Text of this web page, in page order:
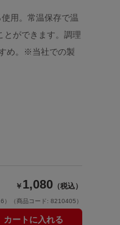
用。常温保存で温
とができます。調理
め。※当社での製
￥ 1,080 （税込）
） （商品コード: 8210405）
カートに入れる